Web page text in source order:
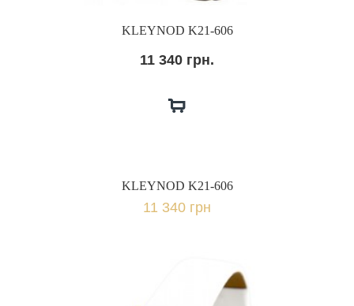
KLEYNOD K21-606
11 340 грн.
KLEYNOD K21-606
11 340 грн